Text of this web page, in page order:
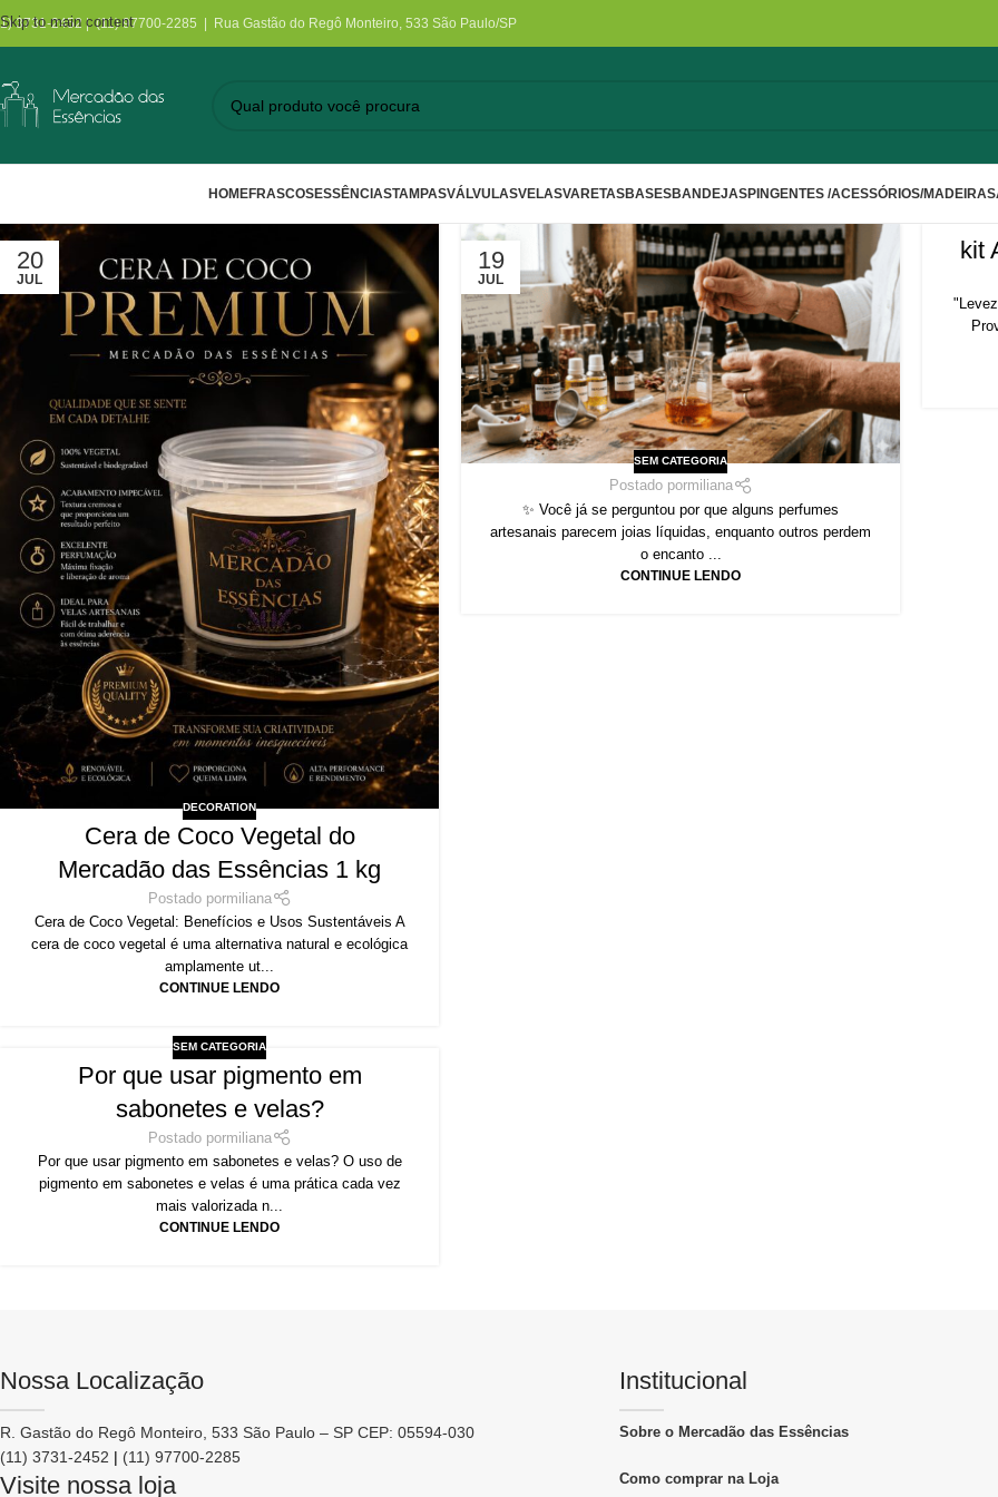
Skip to main content
3731-2452 | (11) 97700-2285 | Rua Gastão do Regô Monteiro, 533 São Paulo/SP
HOMEFRASCOSESSÊNCIASTAMPASVÁLVULASVELASVARETASBASESBANDEJASPINGENTES /ACESSÓRIOS/MADEIRA
20
JUL
DECORATION
Cera de Coco Vegetal do
Mercadão das Essências 1 kg
Postado pormiliana
Cera de Coco Vegetal: Benefícios e Usos Sustentáveis A
cera de coco vegetal é uma alternativa natural e ecológica
amplamente ut...
CONTINUE LENDO
19
JUL
SEM CATEGORIA
Postado pormiliana
✨ Você já se perguntou por que alguns perfumes
artesanais parecem joias líquidas, enquanto outros perdem
o encanto ...
CONTINUE LENDO
kit
SEM CATEGORIA
Por que usar pigmento em
sabonetes e velas?
Postado pormiliana
Por que usar pigmento em sabonetes e velas? O uso de
pigmento em sabonetes e velas é uma prática cada vez
mais valorizada n...
CONTINUE LENDO
Nossa Localização
R. Gastão do Regô Monteiro, 533 São Paulo – SP CEP: 05594-030
(11) 3731-2452 | (11) 97700-2285
Visite nossa loja
Institucional
Sobre o Mercadão das Essências
Como comprar na Loja